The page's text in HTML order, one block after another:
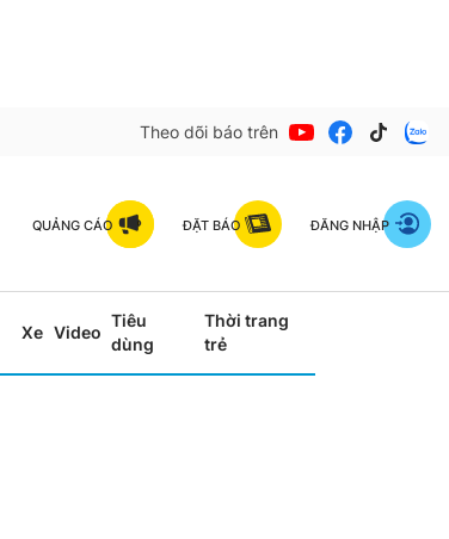
Theo dõi báo trên
QUẢNG CÁO ĐẶT BÁO ĐĂNG NHẬP
Xe Video
Tiêu
dùng
Thời trang
trẻ